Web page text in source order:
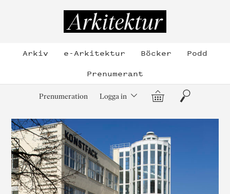
Arkiv e-Arkitektur Böcker
Podd
Prenumerant
Prenumeration Logga in Varukorg
Sök